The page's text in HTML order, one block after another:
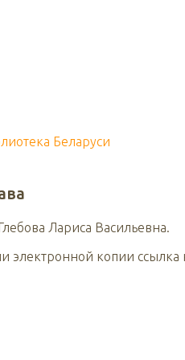
Беларуси
Лариса Васильевна.
электронной копии ссылка